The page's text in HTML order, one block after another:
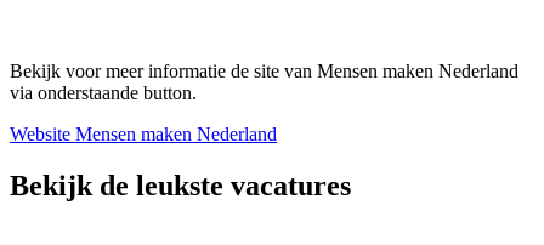
Bekijk voor meer informatie de site van Mensen maken Nederland
via onderstaande button.
Website Mensen maken Nederland
Bekijk de leukste vacatures